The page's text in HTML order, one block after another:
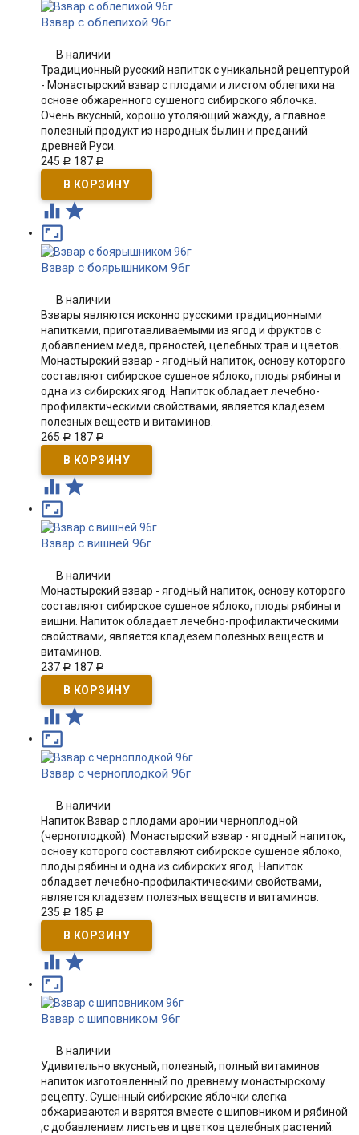
Взвар с облепихой 96г
В наличии
Традиционный русский напиток с уникальной рецептурой
- Монастырский взвар с плодами и листом облепихи на
основе обжаренного сушеного сибирского яблочка.
Очень вкусный, хорошо утоляющий жажду, а главное
полезный продукт из народных былин и преданий
древней Руси.
245 Р 187 Р
 

Взвар с боярышником 96г
В наличии
​Взвары являются исконно русскими традиционными
напитками, приготавливаемыми из ягод и фруктов с
добавлением мёда, пряностей, целебных трав и цветов.
Монастырский взвар - ягодный напиток, основу которого
составляют сибирское сушеное яблоко, плоды рябины и
одна из сибирских ягод. Напиток обладает лечебно-
профилактическими свойствами, является кладезем
полезных веществ и витаминов.
265 Р 187 Р
 

Взвар с вишней 96г
В наличии
Монастырский взвар - ягодный напиток, основу которого
составляют сибирское сушеное яблоко, плоды рябины и
вишни. Напиток обладает лечебно-профилактическими
свойствами, является кладезем полезных веществ и
витаминов.
237 Р 187 Р
 

Взвар с черноплодкой 96г
В наличии
Напиток Взвар с плодами аронии черноплодной
(черноплодкой). Монастырский взвар - ягодный напиток,
основу которого составляют сибирское сушеное яблоко,
плоды рябины и одна из сибирских ягод. Напиток
обладает лечебно-профилактическими свойствами,
является кладезем полезных веществ и витаминов.
235 Р 185 Р
 

Взвар с шиповником 96г
В наличии
Удивительно вкусный, полезный, полный витаминов
напиток изготовленный по древнему монастырскому
рецепту. Сушенный сибирские яблочки слегка
обжариваются и варятся вместе с шиповником и рябиной
,с добавлением листьев и цветков целебных растений.